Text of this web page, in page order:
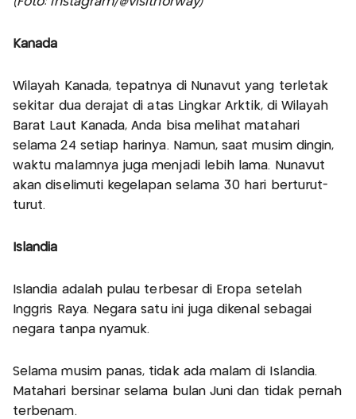
Kanada
Wilayah Kanada, tepatnya di Nunavut yang terletak
sekitar dua derajat di atas Lingkar Arktik, di Wilayah
Barat Laut Kanada, Anda bisa melihat matahari
selama 24 setiap harinya. Namun, saat musim dingin,
waktu malamnya juga menjadi lebih lama. Nunavut
akan diselimuti kegelapan selama 30 hari berturut-
turut.
Islandia
Islandia adalah pulau terbesar di Eropa setelah
Inggris Raya. Negara satu ini juga dikenal sebagai
negara tanpa nyamuk.
Selama musim panas, tidak ada malam di Islandia.
Matahari bersinar selama bulan Juni dan tidak pernah
terbenam.